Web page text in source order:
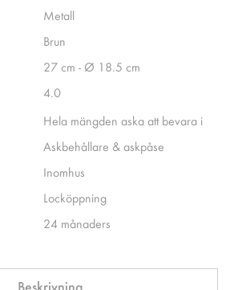
Metall
Brun
27 cm - Ø 18.5 cm
4.0
Hela mängden aska att bevara i
Askbehållare & askpåse
Inomhus
Locköppning
24 månaders
Beskrivning